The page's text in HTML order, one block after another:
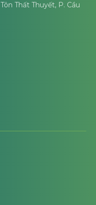
Tôn Thất Thuyết, P. Cầu